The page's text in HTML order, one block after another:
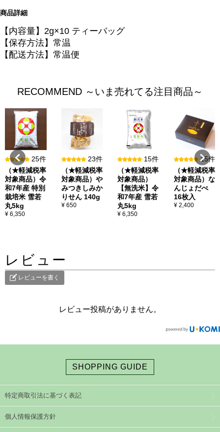
商品詳細
【内容量】2g×10 ティーバッグ
【保存方法】常温
【配送方法】常温便
RECOMMEND ～いま売れてる注目商品～
25件
（★軽減税率
対象商品）令
和7年産 特別
栽培米 雪若
丸5kg
¥ 6,350
23件
（★軽減税率
対象商品）や
みつきしみか
りせん 140g
¥ 650
15件
（★軽減税率
対象商品）
【無洗米】令
和7年産 雪若
丸5kg
¥ 6,350
15件
（★軽減税率
対象商品）な
んじょだべ
16枚入
¥ 2,400
レビュー
レビューを書く
レビュー投稿がありません。
SHOPPING GUIDE
特定商取引法に基づく表記
個人情報保護方針